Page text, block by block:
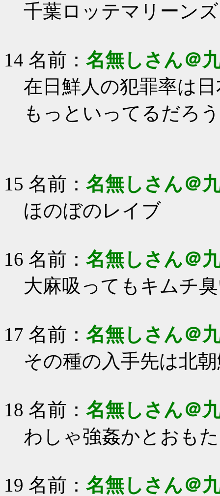
千葉ロッテマリーン
14 名前： 名無しさん＠
在日鮮人の犯罪率は
もっといってるだろ
15 名前： 名無しさん＠
ほのぼのレイブ
16 名前： 名無しさん＠
大麻吸ってもキムチ
17 名前： 名無しさん＠
その種の入手先は北
18 名前： 名無しさん＠
わしゃ強姦かとおも
19 名前： 名無しさん＠